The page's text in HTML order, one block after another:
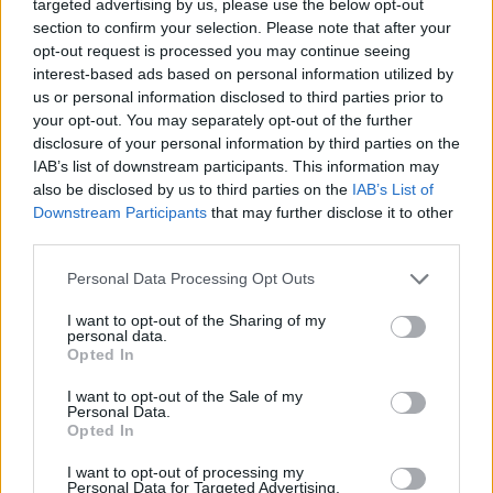
targeted advertising by us, please use the below opt-out
section to confirm your selection. Please note that after your
opt-out request is processed you may continue seeing
interest-based ads based on personal information utilized by
us or personal information disclosed to third parties prior to
your opt-out. You may separately opt-out of the further
disclosure of your personal information by third parties on the
IAB’s list of downstream participants. This information may
also be disclosed by us to third parties on the IAB’s List of
Downstream Participants that may further disclose it to other
Personal Data Processing Opt Outs
I want to opt-out of the Sharing of my
personal data.
Opted In
I want to opt-out of the Sale of my
Personal Data.
Opted In
I want to opt-out of processing my
Personal Data for Targeted Advertising.
Μασλαρινός: «Ήταν δύσκολο
μετά τον αποκλεισμό, αλλά
βγάλαμε αντίδραση»
Όμιλος ΔΕΗ: Νέα συμφωνία για
χαρτοφυλάκιο έργων ΑΠΕ άνω
των 2 GW σε Πολωνία και
Ουγγαρία
Fourlis: Συμφωνία για την πώληση συμμετοχής στο Sofia South Ring
Mall έναντι 49,35 εκατ. ευρώ
Χρηματιστήριο Αθηνών:
Εβδομαδιαία άνοδος 1,76%,
του έτους
του Γρηγόρη Δημητριάδη - Ο
Media: Με ενίσχυση 8 εκατ. ευρώ σε 451 επιχειρήσεις ξεκίνησε το